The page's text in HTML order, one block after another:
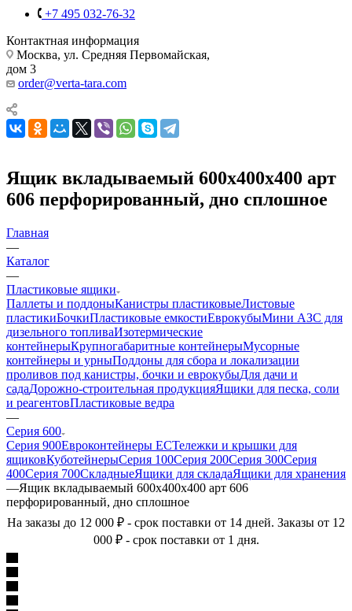
+7 495 032-76-32
Контактная информация
Москва, ул. Средняя Первомайская,
дом 3
order@verta-tara.com
Ящик вкладываемый 600х400х400 арт
606 перфорированный, дно сплошное
Главная
—
Каталог
—
Пластиковые ящики
Паллеты и поддоныКанистры пластиковыеЛистовые
пластикиБочкиПластиковые емкостиЕврокубыМини АЗС для
дизельного топливаИзотермические
контейнерыКрупногабаритные контейнерыМусорные
контейнеры и урныПоддоны для сбора и локализации
проливов под канистры, бочки и еврокубыДля дачи и
садаДорожно-строительная продукцияЯщики для песка, соли
и реагентовПластиковые ведра
—
Серия 600
Серия 900Евроконтейнеры ЕСТележки и крышки для
ящиковКуботейнерыСерия 100Серия 200Серия 300Серия
400Серия 700СкладныеЯщики для складаЯщики для хранения
—Ящик вкладываемый 600х400х400 арт 606
перфорированный, дно сплошное
На заказы до 12 000 ₽ - срок поставки от 14 дней. Заказы от 12
000 ₽ - срок поставки от 1 дня.